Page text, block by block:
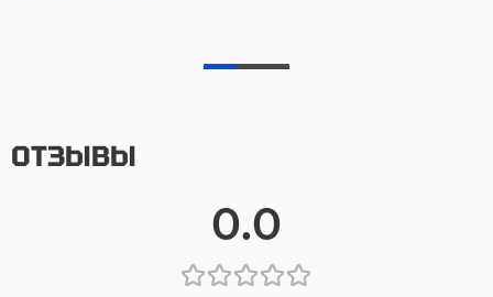
ОТЗЫВЫ
0.0